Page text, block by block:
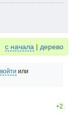
с начала | дерево
войти или
+2